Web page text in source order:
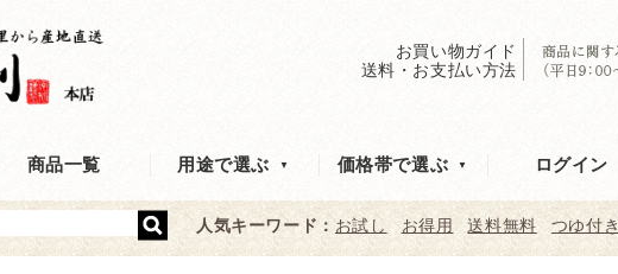
お買い物ガイド
送料・お支払い方法
商品一覧 用途で選ぶ 価格帯で選ぶ ログイン
人気キーワード： お試し お得用 送料無料 つゆ付き